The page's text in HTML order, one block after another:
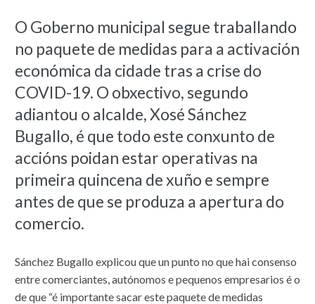
O Goberno municipal segue traballando
no paquete de medidas para a activación
económica da cidade tras a crise do
COVID-19. O obxectivo, segundo
adiantou o alcalde, Xosé Sánchez
Bugallo, é que todo este conxunto de
accións poidan estar operativas na
primeira quincena de xuño e sempre
antes de que se produza a apertura do
comercio.
Sánchez Bugallo explicou que un punto no que hai consenso
entre comerciantes, autónomos e pequenos empresarios é o
de que “é importante sacar este paquete de medidas